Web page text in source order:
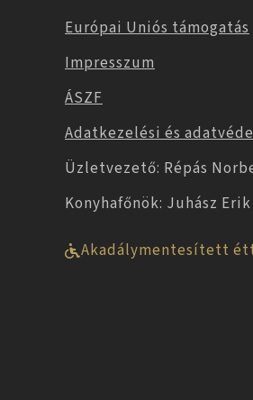
Európai Uniós támogatás
Impresszum
ÁSZF
Adatkezelési és
Üzletvezető: Répás
Konyhafőnök: Juhász Erik
Akadálymentesített